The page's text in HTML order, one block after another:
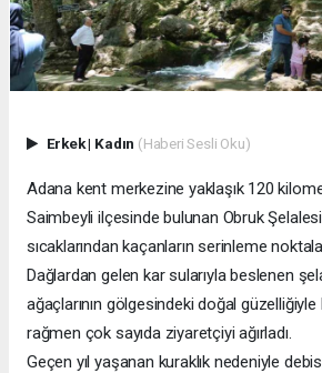
Erkek| Kadın (Haberi Sesli Oku)
Adana kent merkezine yaklaşık 120
Saimbeyli ilçesinde bulunan Obruk
sıcaklarından kaçanların serinleme
Dağlardan gelen kar sularıyla beslenen
ağaçlarının gölgesindeki doğal
rağmen çok sayıda ziyaretçiyi ağırladı.
Geçen yıl yaşanan kuraklık nedeniyle